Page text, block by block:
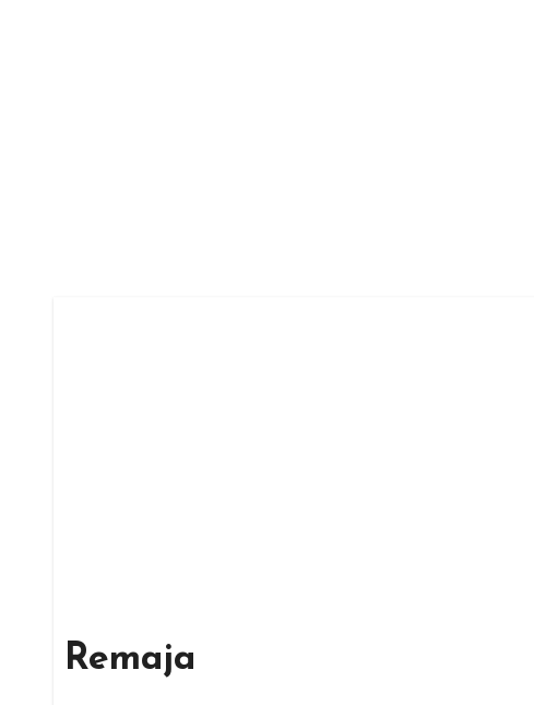
Remaja